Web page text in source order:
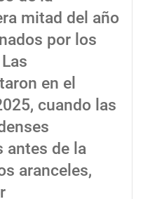
mitad del año
por los
en el
cuando las
antes de la
aranceles,